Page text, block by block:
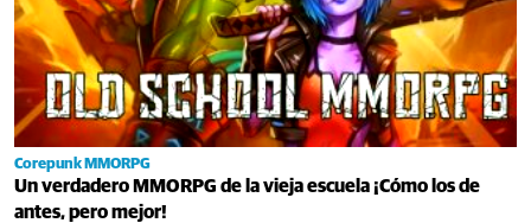
Corepunk MMORPG
Un verdadero MMORPG de la vieja escuela ¡Cómo los de
antes, pero mejor!